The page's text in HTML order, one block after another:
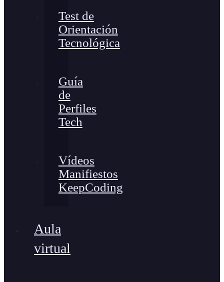
Test de
Orientación
Tecnológica
Guía
de
Perfiles
Tech
Vídeos
Manifiestos
KeepCoding
Aula
virtual